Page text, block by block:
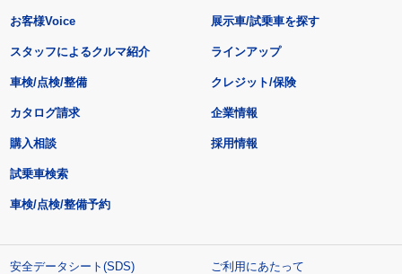
お客様Voice
スタッフによるクルマ紹介
展示車/試乗車を探す
ラインアップ
車検/点検/整備 クレジット/保険
カタログ請求
購入相談
試乗車検索
車検/点検/整備予約
企業情報
採用情報
安全データシート(SDS)
ご利用にあたって